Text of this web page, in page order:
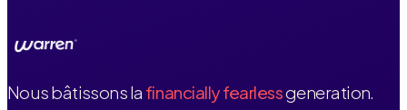
Nous bâtissons la financially fearlessgeneration.